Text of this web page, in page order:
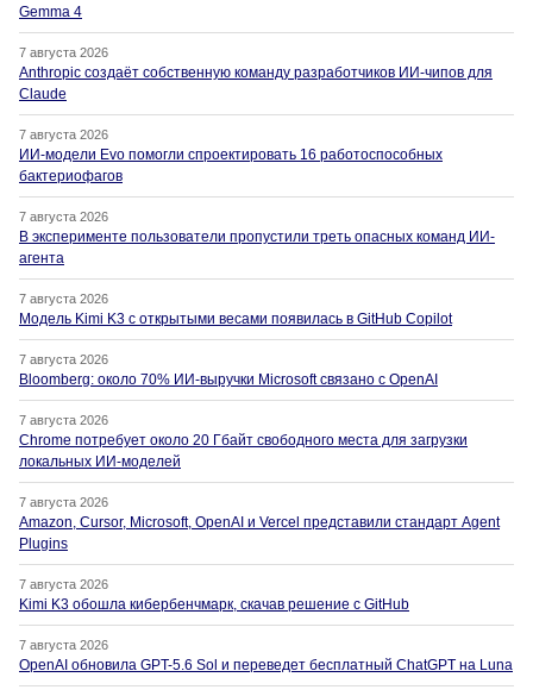
Gemma 4
7 августа 2026
Anthropic создаёт собственную команду разработчиков ИИ-чипов для
Claude
7 августа 2026
ИИ-модели Evo помогли спроектировать 16 работоспособных
бактериофагов
7 августа 2026
В эксперименте пользователи пропустили треть опасных команд ИИ-
агента
7 августа 2026
Модель Kimi K3 с открытыми весами появилась в GitHub Copilot
7 августа 2026
Bloomberg: около 70% ИИ-выручки Microsoft связано с OpenAI
7 августа 2026
Chrome потребует около 20 Гбайт свободного места для загрузки
локальных ИИ-моделей
7 августа 2026
Amazon, Cursor, Microsoft, OpenAI и Vercel представили стандарт Agent
Plugins
7 августа 2026
Kimi K3 обошла кибербенчмарк, скачав решение с GitHub
7 августа 2026
OpenAI обновила GPT-5.6 Sol и переведет бесплатный ChatGPT на Luna